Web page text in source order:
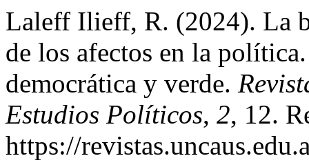
Laleff Ilieff, R. (2024). La
de los afectos en la
democrática y verde.
Estudios Políticos, 2, 12.
https://